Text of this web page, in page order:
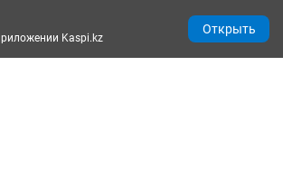
Kaspi.kz
Открыть